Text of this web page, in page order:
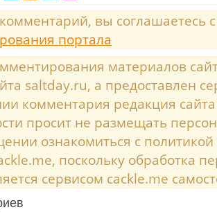
вы соглашаетесь
портала
материалов
saltday.ru, а предоставлен
комментария редакция
просит не размещать
ознакомиться с
поскольку обработка
сервисом cackle.me